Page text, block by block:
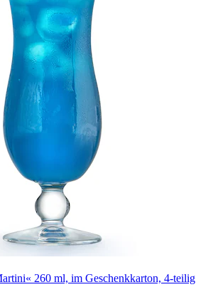
260 ml, im Geschenkkarton, 4-teilig